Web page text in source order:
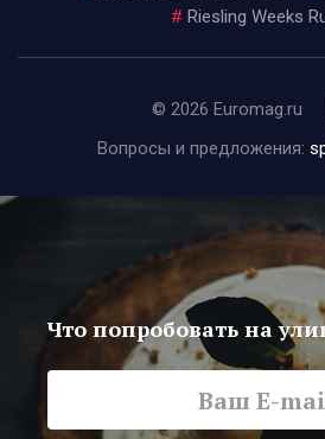
# Riesling Weeks
© 2026 Euromag.ru
Вопросы и предложения:
Что попробовать на